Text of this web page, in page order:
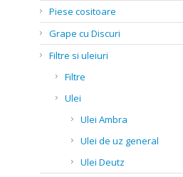
Piese cositoare
Grape cu Discuri
Filtre si uleiuri
Filtre
Ulei
Ulei Ambra
Ulei de uz general
Ulei Deutz